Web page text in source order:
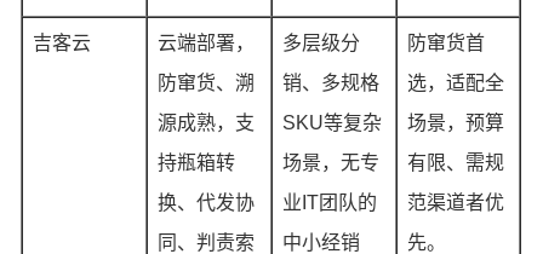
吉客云
云端部署，
防窜货、溯
源成熟，支
持瓶箱转
换、代发协
同、判责索
多层级分
销、多规格
SKU等复杂
场景，无专
业IT团队的
中小经销
防窜货首
选，适配全
场景，预算
有限、需规
范渠道者优
先。